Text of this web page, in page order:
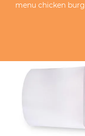
menu chicken